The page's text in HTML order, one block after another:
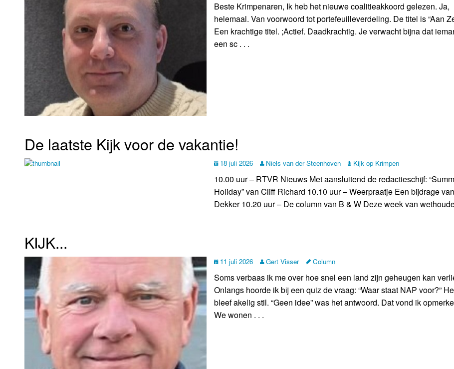
Beste Krimpenaren, Ik heb het nieuwe coalitieakkoord gelezen. Ja,
helemaal. Van voorwoord tot portefeuilleverdeling. De titel is “Aan
Een krachtige titel. ;Actief. Daadkrachtig. Je verwacht bijna dat
een sc . . .
De laatste Kijk voor de vakantie!
18 juli 2026 Niels van der Steenhoven Kijk op Krimpen
10.00 uur – RTVR Nieuws Met aansluitend de redactieschijf:
Holiday” van Cliff Richard 10.10 uur – Weerpraatje Een bijdrage
Dekker 10.20 uur – De column van B & W Deze week van
KIJK...
11 juli 2026 Gert Visser Column
Soms verbaas ik me over hoe snel een land zijn geheugen kan
Onlangs hoorde ik bij een quiz de vraag: “Waar staat NAP voor?”
bleef akelig stil. “Geen idee” was het antwoord. Dat vond ik
We wonen . . .